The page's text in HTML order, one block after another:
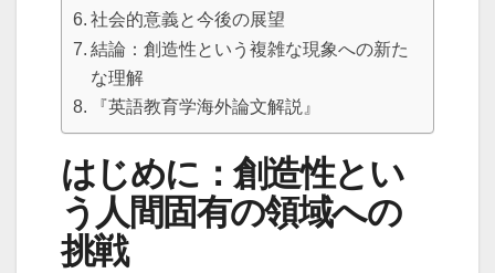
社会的意義と今後の展望
結論：創造性という複雑な現象への新た
な理解
『英語教育学海外論文解説』
はじめに：創造性とい
う人間固有の領域への
挑戦